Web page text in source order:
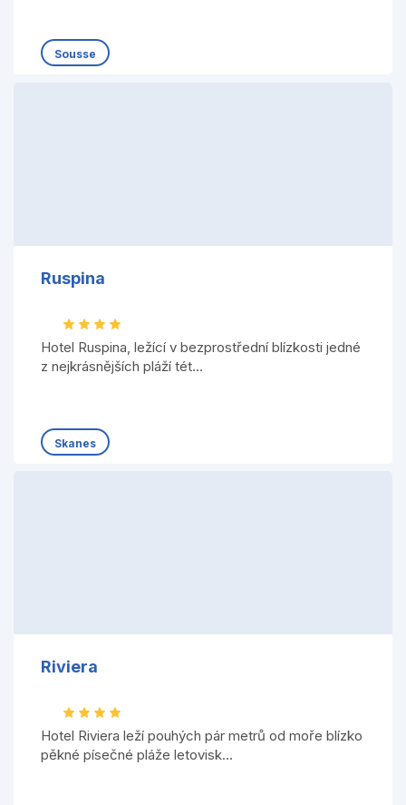
Sousse
Ruspina
Hotel Ruspina, ležící v bezprostřední blízkosti jedné
z nejkrásnějších pláží tét...
Skanes
Riviera
Hotel Riviera leží pouhých pár metrů od moře blízko
pěkné písečné pláže letovisk...